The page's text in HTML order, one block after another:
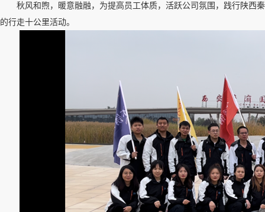
秋风和煦，暖意融融，为提高员工体质，活跃公司氛围，践行陕西
的行走十公里活动。